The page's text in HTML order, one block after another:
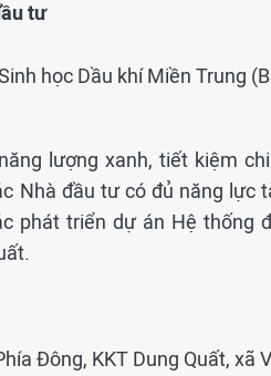
tư
học Dầu khí Miền Trung
lượng xanh, tiết kiệm
Nhà đầu tư có đủ năng lực
phát triển dự án Hệ thống
Đông, KKT Dung Quất, xã